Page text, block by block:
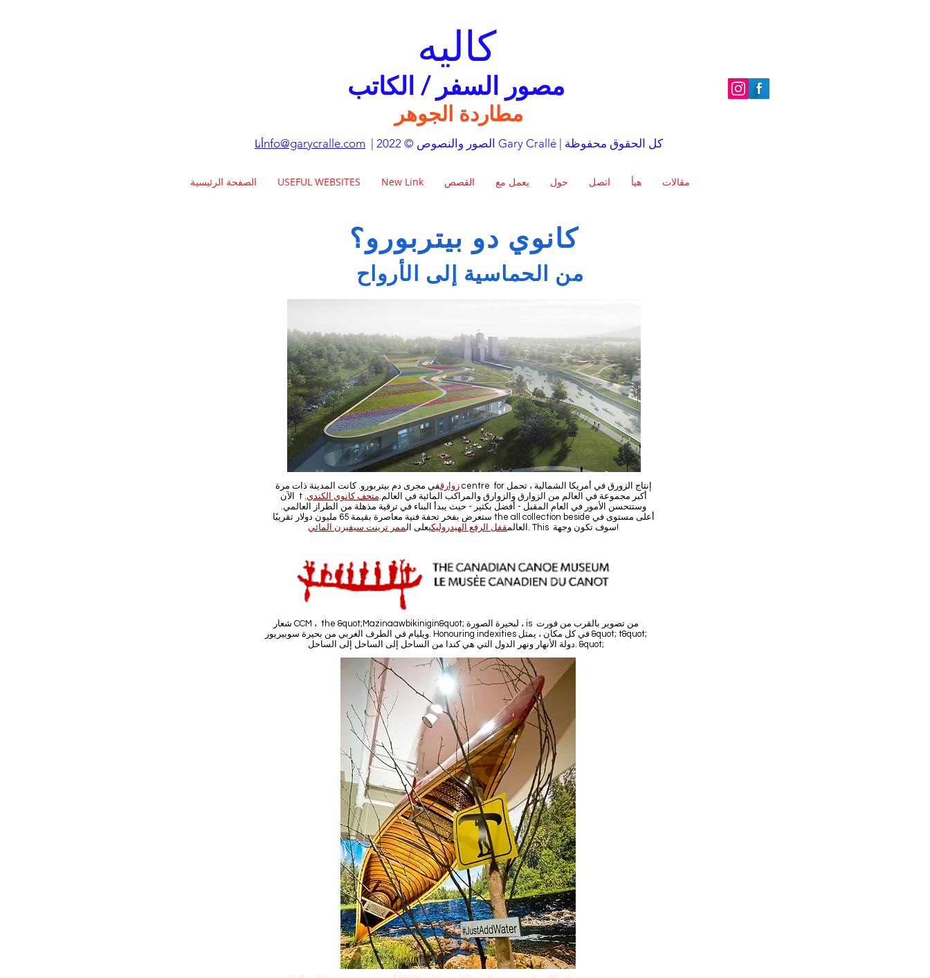
كاليه
مطاردة الجوهر
أناnfo@garycralle.com | الصور والنصوص © 2022 Gary Crallé | كل الحقوق محفوظة
الصفحة الرئيسية USEFUL WEBSITES New Link القصص يعمل مع حول اتصل هيأ مقالات
كانوي دو بيتربورو؟
من الحماسية إلى الأرواح
زوارقفي مجرى دم بيتربورو. كانت المدينة ذات مرة centre for إنتاج الزورق في أمريكا الشمالية ، تحمل
الآن t أكبر مجموعة في العالم من الزوارق والزوارق والمراكب المائية في العالم.متحف كانوي الكندي.
وستتحسن الأمور في العام المقبل - أفضل بكثير - حيث يبدأ البناء في ترقية مذهلة من الطراز العالمي.
ستعرض بفخر تحفة فنية معاصرة بقيمة 65 مليون دولار تقريبًا the all collection beside أعلى مستوى في
العالمقفل الرفع الهيدروليكيعلى الممر ترينت سيفيرن المائي . This سوف تكون وجهة!
شعار CCM ، the &quot;Mazinaawbikinigin&quot; لبحيرة الصورة ، is من تصوير بالقرب من فورت
ويليام في الطرف الغربي من بحيرة سوبيريور. Honouring indexities في كل مكان ، يمثل &quot; t&quot;
دولة الأنهار ونهر الدول التي هي كندا من الساحل إلى الساحل إلى الساحل. &quot;